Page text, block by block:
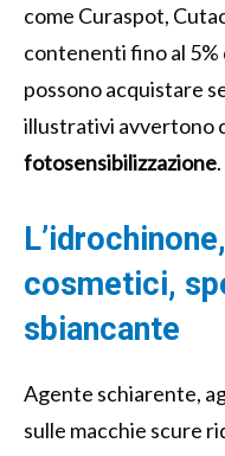
come Curaspot,
contenenti fino al 5%
possono acquistare
illustrativi avvertono
fotosensibilizzazione.
cosmetici,
sbiancante
Agente schiarente,
sulle macchie scure